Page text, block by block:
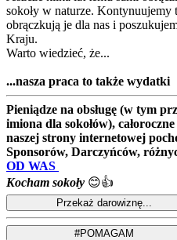
sokoły w naturze. Kontynuujemy
obrączkują je dla nas i
Kraju.
Warto wiedzieć, że...
...nasza praca to także wydatki
Pieniądze na obsługę (w tym
imiona dla sokołów),
naszej strony internetowej
Sponsorów, Darczyńców,
OD WAS
Kocham sokoły 😊👍